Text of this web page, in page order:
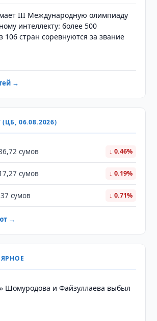
III Международную олимпиаду
интеллекту: более 500
106 стран соревнуются за звание
→
06.08.2026)
сумов ↓ 0.46%
сумов ↓ 0.19%
сумов ↓ 0.71%
→
Шомуродова и Файзуллаева выбыл